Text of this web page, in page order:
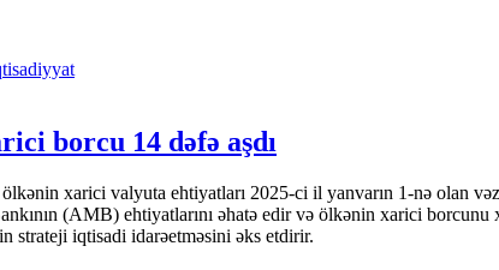
borcu 14 dəfə aşdı
xarici valyuta ehtiyatları 2025-ci il yanvarın 1-nə olan
(AMB) ehtiyatlarını əhatə edir və ölkənin xarici
strateji iqtisadi idarəetməsini əks etdirir.